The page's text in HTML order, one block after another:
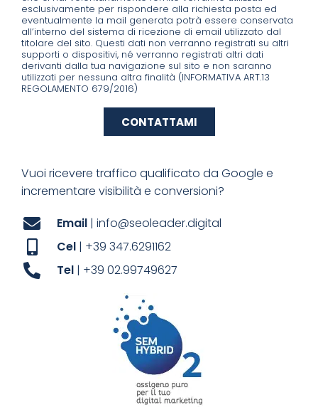
Vuoi ricevere traffico qualificato da Google e
incrementare visibilità e conversioni?
Email | info@seoleader.digital
Cel | +39 347.6291162
Tel | +39 02.99749627
esclusivamente per rispondere alla richiesta posta ed
eventualmente la mail generata potrà essere conservata
all’interno del sistema di ricezione di email utilizzato dal
titolare del sito. Questi dati non verranno registrati su altri
supporti o dispositivi, né verranno registrati altri dati
derivanti dalla tua navigazione sul sito e non saranno
utilizzati per nessuna altra finalità (INFORMATIVA ART.13
REGOLAMENTO 679/2016)
CONTATTAMI